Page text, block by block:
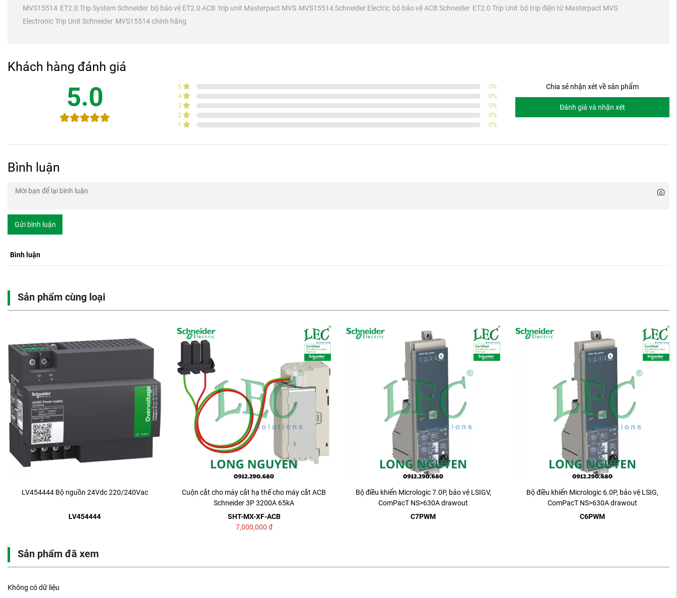
MVS15514 ET2.0 Trip System Schneider bộ bảo vệ ET2.0 ACB trip unit Masterpact MVS MVS15514 Schneider Electric bộ bảo vệ ACB Schneider ET2.0 Trip Unit bộ trip điện tử Masterpact MVS
Electronic Trip Unit Schneider MVS15514 chính hãng
Khách hàng đánh giá
5.0 5 0%
4
0%
3
0%
2
0%
1
0%
Chia sẻ nhận xét về sản phẩm
Đánh giá và nhận xét
Bình luận
Gửi bình luận
Bình luận
Sản phẩm cùng loại
LV454444 Bộ nguồn 24Vdc 220/240Vac
LV454444
Cuộn cắt cho máy cắt hạ thế cho máy cắt ACB
Schneider 3P 3200A 65kA
SHT-MX-XF-ACB
7,000,000 đ
Bộ điều khiển Micrologic 7.0P, bảo vệ LSIGV,
ComPacT NS>630A drawout
C7PWM
Bộ điều khiển Micrologic 6.0P, bảo vệ LSIG,
ComPacT NS>630A drawout
C6PWM
Sản phẩm đã xem
Không có dữ liệu